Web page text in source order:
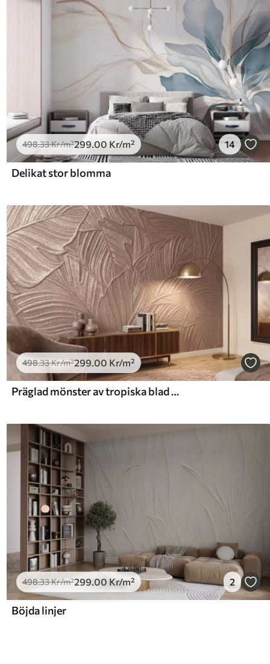
498.33Kr/m²299 .00 Kr/m² 14
Delikat stor blomma
498.33Kr/m²299.00 Kr/m²
Präglad mönster av tropiska blad med fint reliefmönster i varma beige nyanser
498.33Kr/m²299.00 Kr/m² 2
Böjda linjer